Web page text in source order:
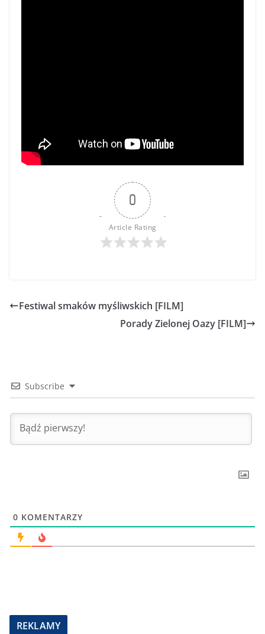
0
Article Rating
Festiwal smaków myśliwskich [FILM]
Porady Zielonej Oazy [FILM]
Subscribe
0 KOMENTARZY
REKLAMY